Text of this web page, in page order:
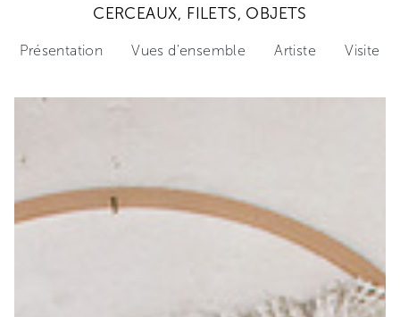
CERCEAUX, FILETS, OBJETS
Présentation Vues d'ensemble Artiste Visite